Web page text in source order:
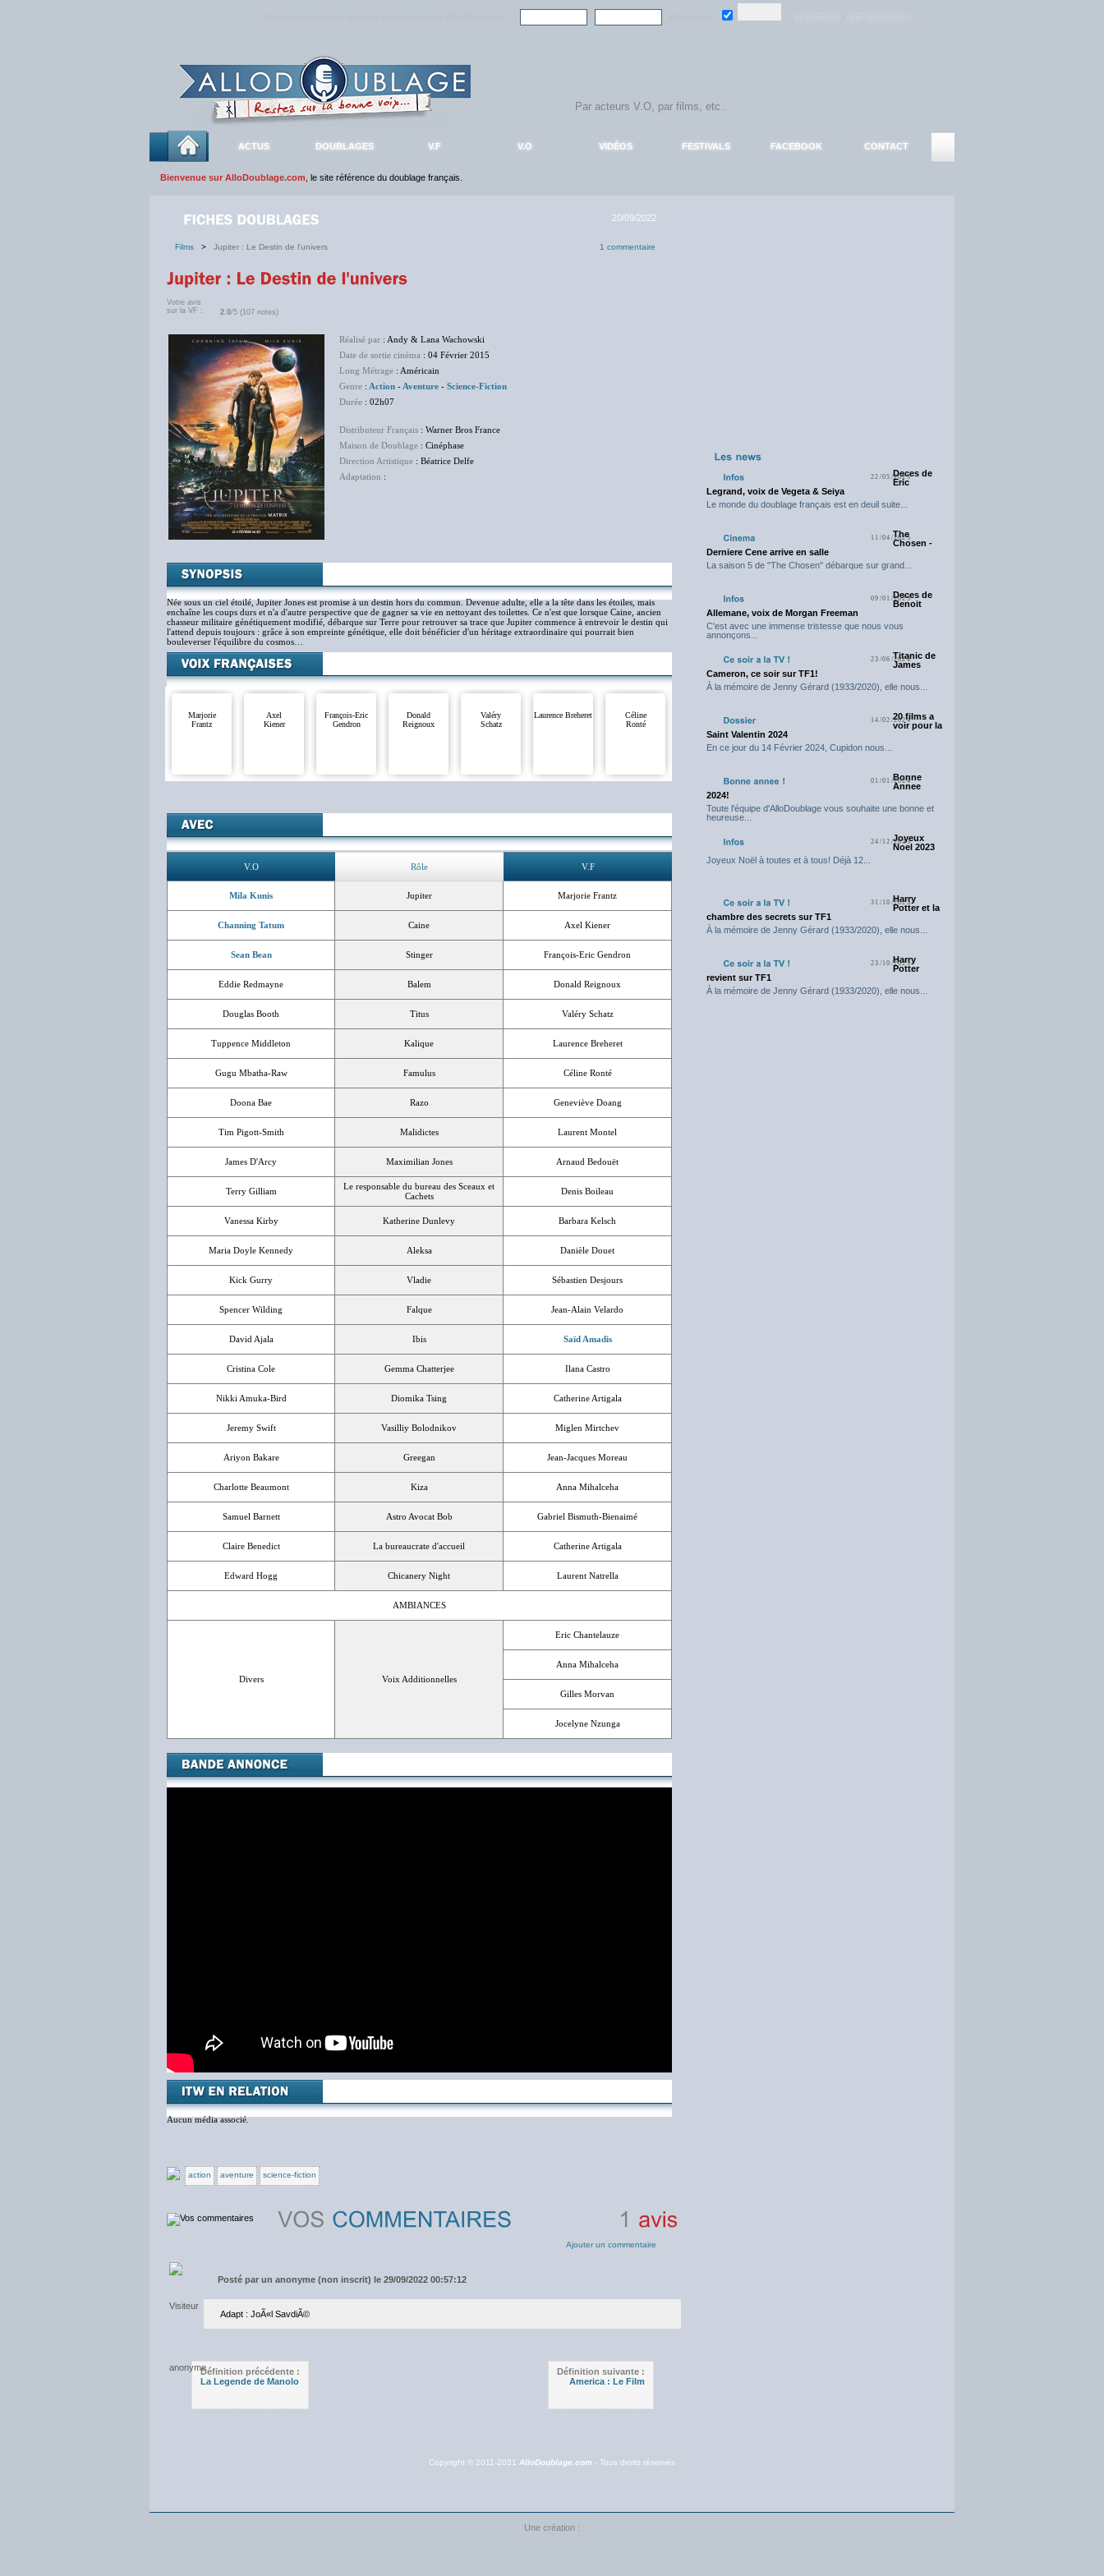
ACTUS DOUBLAGES V.F V.O VIDÉOS FESTIVALS FACEBOOK CONTACT
Bienvenue sur AlloDoublage.com , le site référence du doublage français.
20/09/2022
Films > Jupiter : Le Destin de l'univers 1 commentaire
Votre avis
sur la VF :
2.0/5 (107 notes)
Réalisé par : Andy & Lana Wachowski
Date de sortie cinéma : 04 Février 2015
Long Métrage : Américain
Genre : Action - Aventure - Science-Fiction
Durée : 02h07
Distributeur Français : Warner Bros France
Maison de Doublage : Cinéphase
Direction Artistique : Béatrice Delfe
Adaptation :
Née sous un ciel étoilé, Jupiter Jones est promise à un destin hors du commun. Devenue adulte, elle a la tête dans les étoiles, mais
enchaîne les coups durs et n'a d'autre perspective que de gagner sa vie en nettoyant des toilettes. Ce n'est que lorsque Caine, ancien
chasseur militaire génétiquement modifié, débarque sur Terre pour retrouver sa trace que Jupiter commence à entrevoir le destin qui
l'attend depuis toujours : grâce à son empreinte génétique, elle doit bénéficier d'un héritage extraordinaire qui pourrait bien
bouleverser l'équilibre du cosmos…
Marjorie
Frantz
Axel
Kiener
François-Eric
Gendron
Donald
Reignoux
Valéry
Schatz
Laurence Breheret
Céline
Ronté
V.O Rôle V.F
Mila Kunis Jupiter Marjorie Frantz
Channing Tatum Caine Axel Kiener
Sean Bean Stinger François-Eric Gendron
Eddie Redmayne Balem Donald Reignoux
Douglas Booth Titus Valéry Schatz
Tuppence Middleton Kalique Laurence Breheret
Gugu Mbatha-Raw Famulus Céline Ronté
Doona Bae Razo Geneviève Doang
Tim Pigott-Smith Malidictes Laurent Montel
James D'Arcy Maximilian Jones Arnaud Bedouët
Terry Gilliam
Le responsable du bureau des Sceaux et
Cachets
Denis Boileau
Vanessa Kirby Katherine Dunlevy Barbara Kelsch
Maria Doyle Kennedy Aleksa Danièle Douet
Kick Gurry Vladie Sébastien Desjours
Spencer Wilding Falque Jean-Alain Velardo
David Ajala Ibis Saïd Amadis
Cristina Cole Gemma Chatterjee Ilana Castro
Nikki Amuka-Bird Diomika Tsing Catherine Artigala
Jeremy Swift Vasilliy Bolodnikov Miglen Mirtchev
Ariyon Bakare Greegan Jean-Jacques Moreau
Charlotte Beaumont Kiza Anna Mihalceha
Samuel Barnett Astro Avocat Bob Gabriel Bismuth-Bienaimé
Claire Benedict La bureaucrate d'accueil Catherine Artigala
Edward Hogg Chicanery Night Laurent Natrella
AMBIANCES
Divers Voix Additionnelles
Eric Chantelauze
Anna Mihalceha
Gilles Morvan
Jocelyne Nzunga
Aucun média associé.
action aventure science-fiction
Ajouter un commentaire
Posté par un anonyme (non inscrit) le 29/09/2022 00:57:12
Adapt : JoÃ«l SavdiÃ©
Définition précédente :
La Legende de Manolo
Définition suivante :
America : Le Film
22/05/2025Deces de
Eric
Legrand, voix de Vegeta & Seiya
Le monde du doublage français est en deuil suite...
11/04/2025
The
Chosen -
Derniere Cene arrive en salle
La saison 5 de "The Chosen" débarque sur grand...
09/01/2025Deces de
Benoit
Allemane, voix de Morgan Freeman
C'est avec une immense tristesse que nous vous
annonçons...
23/06/2024Titanic de
James
Cameron, ce soir sur TF1!
À la mémoire de Jenny Gérard (1933/2020), elle nous...
14/02/202420 films a
voir pour la
Saint Valentin 2024
En ce jour du 14 Février 2024, Cupidon nous...
01/01/2024
Bonne
Annee
2024!
Toute l'équipe d'AlloDoublage vous souhaite une bonne et
heureuse...
24/12/2023
Joyeux
Noel 2023
Joyeux Noël à toutes et à tous! Déjà 12...
31/10/2023
Harry
Potter et la
chambre des secrets sur TF1
À la mémoire de Jenny Gérard (1933/2020), elle nous...
23/10/2023
Harry
Potter
revient sur TF1
À la mémoire de Jenny Gérard (1933/2020), elle nous...
Copyright © 2011-2021 AlloDoublage.com - Tous droits réservés
Une création :